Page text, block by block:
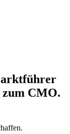
zum CMO.